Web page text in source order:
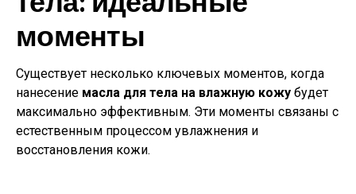
моменты
Существует несколько ключевых моментов, когда
нанесение масла для тела на влажную кожу будет
максимально эффективным. Эти моменты связаны с
естественным процессом увлажнения и
восстановления кожи.